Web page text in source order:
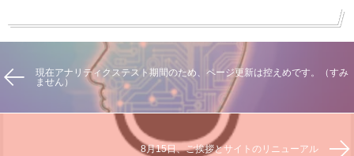
現在アナリティクステスト期間のため、ページ更新は控えめです。（すみ
ません）
8月15日、ご挨拶とサイトのリニューアル